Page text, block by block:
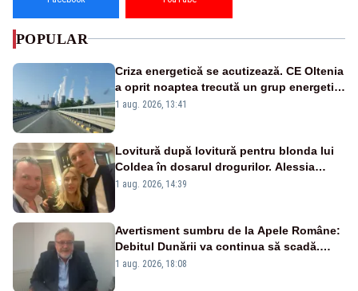
POPULAR
Criza energetică se acutizează. CE Oltenia
a oprit noaptea trecută un grup energetic
de la Rovinari
1 aug. 2026, 13:41
Lovitură după lovitură pentru blonda lui
Coldea în dosarul drogurilor. Alessia
Păcuraru explică decizia magistraților
1 aug. 2026, 14:39
Avertisment sumbru de la Apele Române:
Debitul Dunării va continua să scadă.
Cernavodă s-ar putea închide în 4 zile
1 aug. 2026, 18:08